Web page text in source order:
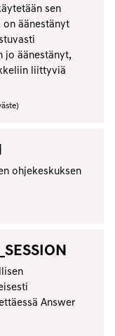
sen
on äänestänyt
jo äänestänyt,
liittyviä
ohjekeskuksen
Answer